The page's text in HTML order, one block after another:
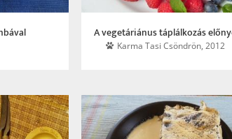
A vegetáriánus táplálkozás
Karma Tasi Csöndrön, 2012